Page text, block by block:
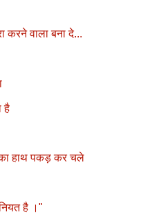
करने वाला बना दे...
है
हाथ पकड़ कर चले
है ।"